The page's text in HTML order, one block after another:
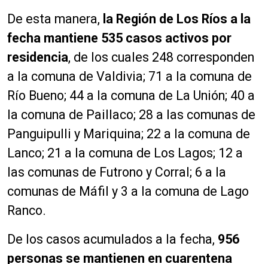
De esta manera, la Región de Los Ríos a la
fecha mantiene 535 casos activos por
residencia, de los cuales 248 corresponden
a la comuna de Valdivia; 71 a la comuna de
Río Bueno; 44 a la comuna de La Unión; 40 a
la comuna de Paillaco; 28 a las comunas de
Panguipulli y Mariquina; 22 a la comuna de
Lanco; 21 a la comuna de Los Lagos; 12 a
las comunas de Futrono y Corral; 6 a la
comunas de Máfil y 3 a la comuna de Lago
Ranco.
De los casos acumulados a la fecha, 956
personas se mantienen en cuarentena